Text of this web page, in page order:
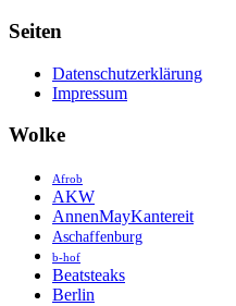
Seiten
Datenschutzerklärung
Impressum
Wolke
Afrob
AKW
AnnenMayKantereit
Aschaffenburg
b-hof
Beatsteaks
Berlin